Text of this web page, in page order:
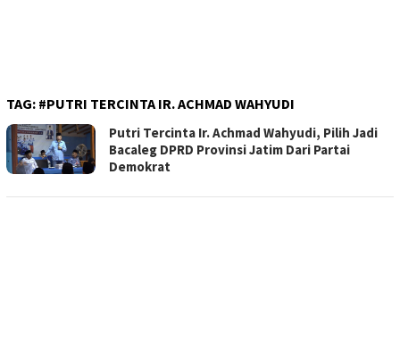
TAG: #PUTRI TERCINTA IR. ACHMAD WAHYUDI
Putri Tercinta Ir. Achmad Wahyudi, Pilih Jadi
Bacaleg DPRD Provinsi Jatim Dari Partai
Demokrat